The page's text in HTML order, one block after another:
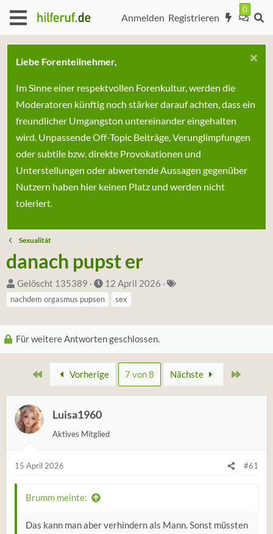
Anmelden Registrieren
Liebe Forenteilnehmer,
Im Sinne einer respektvollen Forenkultur, werden die
Moderatoren künftig noch stärker darauf achten, dass ein
freundlicher Umgangston untereinander eingehalten
wird. Unpassende Off-Topic Beiträge, Verunglimpfungen
oder subtile bzw. direkte Provokationen und
Unterstellungen oder abwertende Aussagen gegenüber
Nutzern haben hier keinen Platz und werden nicht
toleriert.
Sexualität
danach pupst er
S
t
r
t
n
Gelöscht 135389
D
a
u
m
t
a
12 April 2026
S
c
o
r
t
g
nachdem orgasmus pupsen sex
Für weitere Antworten geschlossen.
Erste Vorherige 7 von 8 Nächste
Luisa1960
Aktives Mitglied
15 April 2026 #61
Brumm meinte:
Das kann man aber verhindern als Mann. Sonst müssten